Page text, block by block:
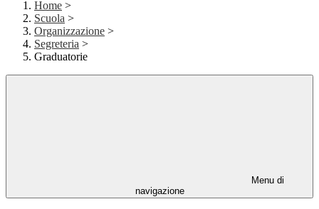
Home >
Scuola >
Organizzazione >
Segreteria >
Graduatorie
Menu di
navigazione